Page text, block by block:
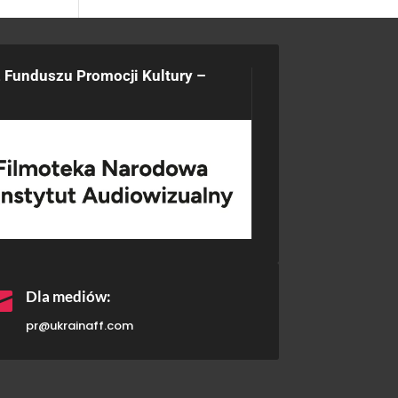
Promocji Kultury –
Dla mediów:
pr@ukrainaff.com